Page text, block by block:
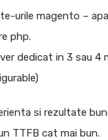
urile magento –
php.
dedicat in 3 sau 4
si rezultate
TTFB cat mai bun.